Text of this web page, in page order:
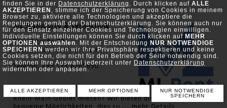
finden Sie in der Datenschutzerklärung . Durch klicken auf ALLE
AKZEPTIEREN , stimme ich der Speicherung von Cookies in meinem
Browser zu, aktiviere alle Technologien und akzeptiere die
Regelungen gemäß der Datenschutzerklärung. Sie können auch nur
für den Einsatz einzelner Cookies und Technologien einwilligen.
Individuelle Einstellungen können Sie durch klicken auf MEHR
OPTIONEN auswählen. Mit der Entscheidung NUR NOTWENDIGE
SPEICHERNwerden wir Ihre Privatsphäre respektieren und keine
Cookies setzen, die nicht für den Betrieb der Seite notwendig sind.
Sie können Ihre Auswahl jederzeit unter Datenschutzerklärung
widerrufen oder anpassen.
ALLE AKZEPTIEREN MEHR OPTIONEN
NUR NOTWENDIGE
SPEICHERN
ML Transporte & Vermietung
Dieselstraße 70
63165 Mühlheim am Main
Telefon: +49 173 6265690
Möchtest du einen Transporter in
Rhein-Main-Gebiet mieten? Wir bieten dir verschiedene